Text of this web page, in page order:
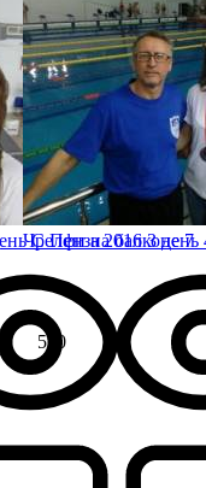
530
Селфи на балконе 7
Чр Пенза 2016 3 день